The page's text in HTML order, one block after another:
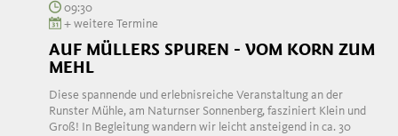
09:30
+ weitere Termine
AUF MÜLLERS SPUREN - VOM KORN ZUM
MEHL
Diese spannende und erlebnisreiche Veranstaltung an der
Runster Mühle, am Naturnser Sonnenberg, fasziniert Klein und
Groß! In Begleitung wandern wir leicht ansteigend in ca. 30